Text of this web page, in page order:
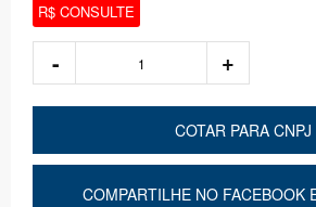
R$ CONSULTE
COTAR PARA CNPJ
COMPARTILHE NO FACEBOOK